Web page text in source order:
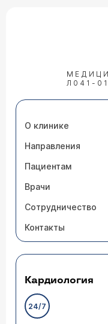
Л041-
О клинике
Направления
Пациентам
Врачи
Сотрудничество
Контакты
Кардиология
24/7